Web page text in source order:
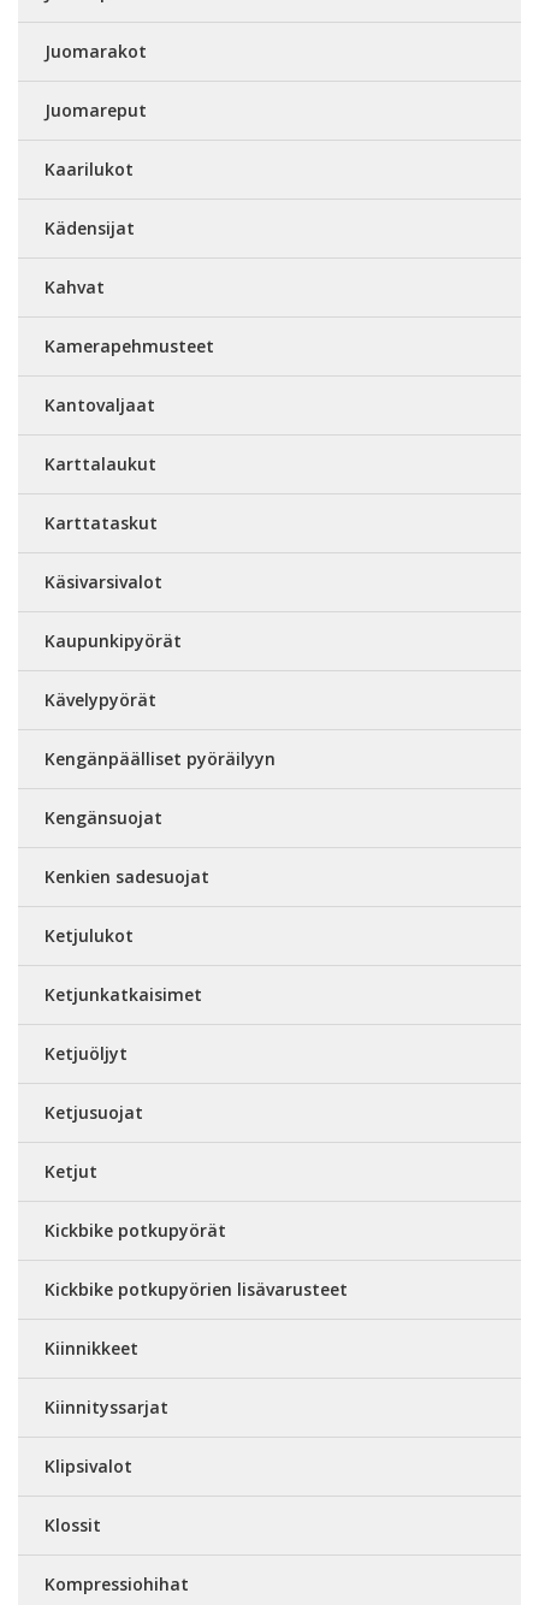
Juomarakot
Juomareput
Kaarilukot
Kädensijat
Kahvat
Kamerapehmusteet
Kantovaljaat
Karttalaukut
Karttataskut
Käsivarsivalot
Kaupunkipyörät
Kävelypyörät
Kengänpäälliset pyöräilyyn
Kengänsuojat
Kenkien sadesuojat
Ketjulukot
Ketjunkatkaisimet
Ketjuöljyt
Ketjusuojat
Ketjut
Kickbike potkupyörät
Kickbike potkupyörien lisävarusteet
Kiinnikkeet
Kiinnityssarjat
Klipsivalot
Klossit
Kompressiohihat